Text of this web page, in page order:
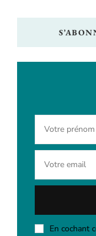
En cochant